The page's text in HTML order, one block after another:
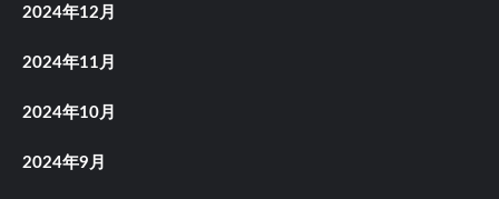
2024年12月
2024年11月
2024年10月
2024年9月